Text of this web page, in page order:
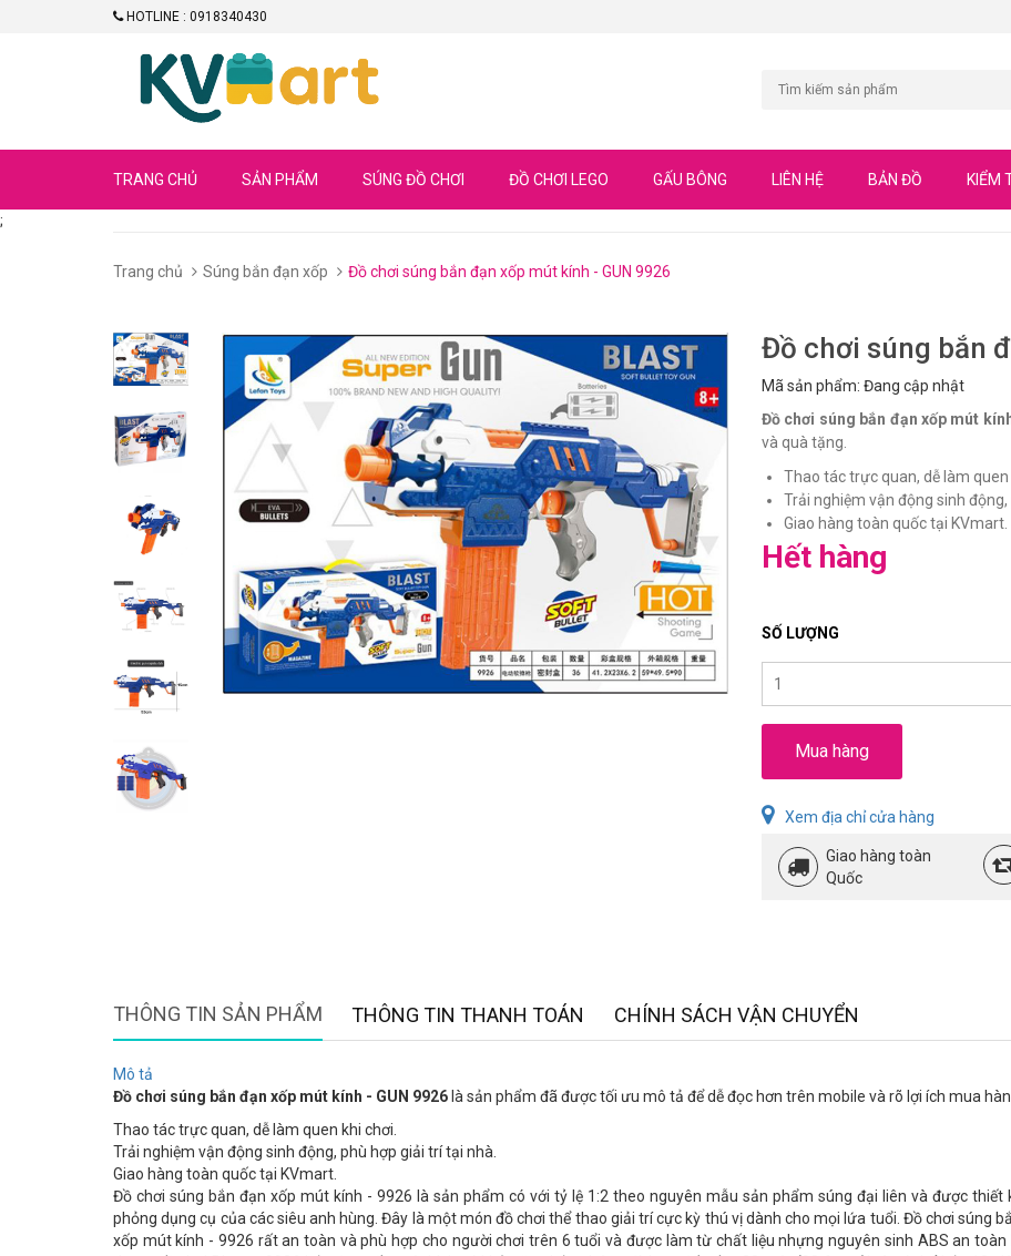
HOTLINE : 0918340430
TRANG CHỦ SẢN PHẨM SÚNG ĐỒ CHƠI ĐỒ CHƠI LEGO GẤU BÔNG LIÊN HỆ BẢN ĐỒ KIỂM
;
Trang chủ Súng bắn đạn xốp Đồ chơi súng bắn đạn xốp mút kính - GUN 9926
Đồ chơi súng bắn
Mã sản phẩm: Đang cập nhật
Đồ chơi súng bắn đạn xốp mút
và quà tặng.
Thao tác trực quan, dễ làm quen
Trải nghiệm vận động sinh
Giao hàng toàn quốc tại KVmart.
Hết hàng
SỐ LƯỢNG
Mua hàng
Xem địa chỉ cửa hàng
Giao hàng toàn
Quốc
THÔNG TIN SẢN PHẨM THÔNG TIN THANH TOÁN CHÍNH SÁCH VẬN CHUYỂN
Mô tả
Đồ chơi súng bắn đạn xốp mút kính - GUN 9926 là sản phẩm đã được tối ưu mô tả để dễ đọc hơn trên mobile và rõ lợi ích mua
Thao tác trực quan, dễ làm quen khi chơi.
Trải nghiệm vận động sinh động, phù hợp giải trí tại nhà.
Giao hàng toàn quốc tại KVmart.
Đồ chơi súng bắn đạn xốp mút kính - 9926 là sản phẩm có với tỷ lệ 1:2 theo nguyên mẫu sản phẩm súng đại liên và được thiết
phỏng dụng cụ của các siêu anh hùng. Đây là một món đồ chơi thể thao giải trí cực kỳ thú vị dành cho mọi lứa tuổi. Đồ chơi súng
xốp mút kính - 9926 rất an toàn và phù hợp cho người chơi trên 6 tuổi và được làm từ chất liệu nhựng nguyên sinh ABS an toàn